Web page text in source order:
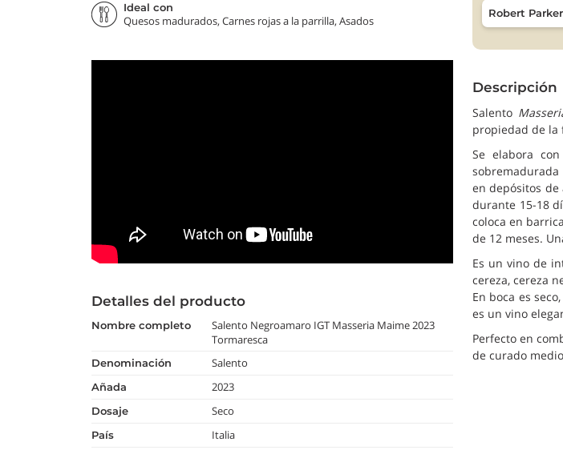
Ideal con
Quesos madurados, Carnes rojas a la parrilla, Asados
Detalles del producto
nombre completo
Salento Negroamaro IGT Masseria Maime 2023
Tormaresca
denominación Salento
añada 2023
dosaje Seco
país Italia
Robert Parker
Descripción
Salento
propiedad de la
Se elabora
en depósitos de
durante 15-18
coloca en
de 12 meses.
Es un vino de
cereza, cereza
En boca es
es un vino
Perfecto en
de curado